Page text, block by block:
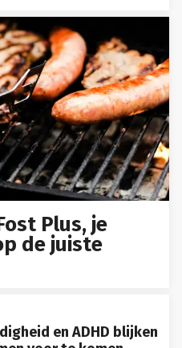
Plus, je
de juiste
en ADHD blijken